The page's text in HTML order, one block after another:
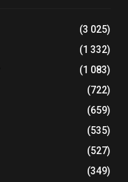
(3 025)
(1 332)
(1 083)
(722)
(659)
(535)
(527)
(349)